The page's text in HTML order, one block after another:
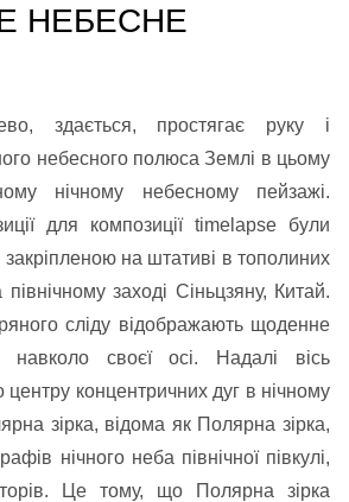
НЕБЕСНЕ
здається, простягає руку і
небесного полюса Землі в цьому
нічному небесному пейзажі.
для композиції timelapse були
на штативі в тополиних
північному заході Сіньцзяну, Китай.
сліду відображають щоденне
навколо своєї осі. Надалі вісь
концентричних дуг в нічному
зірка, відома як Полярна зірка,
нічного неба північної півкулі,
Це тому, що Полярна зірка